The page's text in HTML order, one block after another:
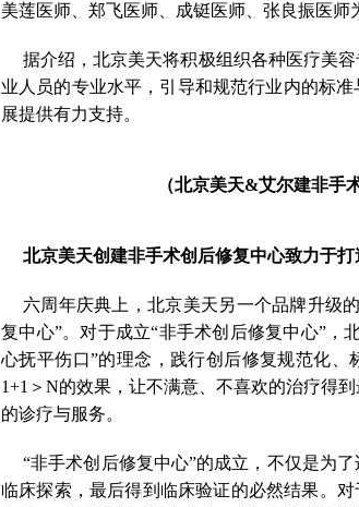
美莲医师、郑飞医师、成铤医师、张良振医师
据介绍，北京美天将积极组织各种医疗美
业人员的专业水平，引导和规范行业内的标
展提供有力支持。
（北京美天&艾尔建非手
北京美天创建非手术创后修复中心致力于
六周年庆典上，北京美天另一个品牌升级
复中心”。对于成立“非手术创后修复中心”，
心抚平伤口”的理念，践行创后修复规范化
1+1＞N的效果，让不满意、不喜欢的治疗得
的诊疗与服务。
“非手术创后修复中心”的成立，不仅是为
临床探索，最后得到临床验证的必然结果。